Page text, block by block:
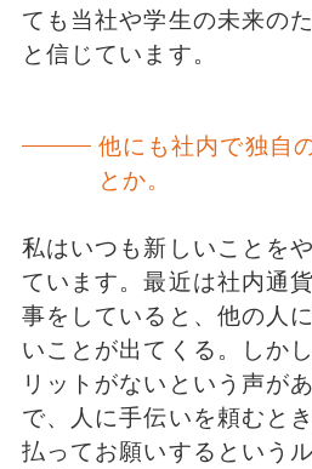
ても当社や学生の未来の
と信じています。
他にも社内で独自
とか。
私はいつも新しいことを
ています。最近は社内通
事をしていると、他の人
いことが出てくる。しか
リットがないという声が
で、人に手伝いを頼むと
払ってお願いするという